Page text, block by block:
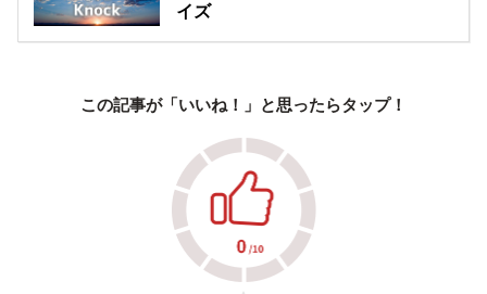
イズ
この記事が「いいね！」と思ったらタップ！